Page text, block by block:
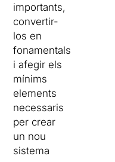
importants,
convertir-
los en
fonamentals
i afegir els
mínims
elements
necessaris
per crear
un nou
sistema